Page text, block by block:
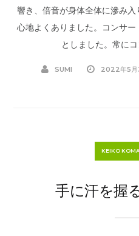
響き、倍音が身体全体に滲み
心地よくありました。コンサ
としました。常に
SUMI 2022年5月
KEIKO
手に汗を握